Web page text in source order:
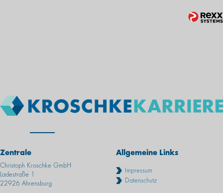
Zentrale
Christoph Kroschke GmbH
Ladestraße 1
22926 Ahrensburg
Allgemeine Links
Impressum
Datenschutz